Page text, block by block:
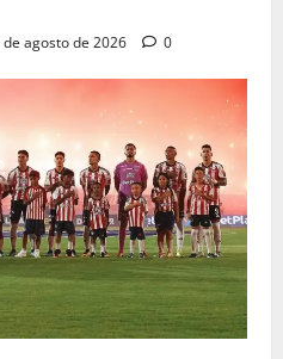
de agosto de 2026 0